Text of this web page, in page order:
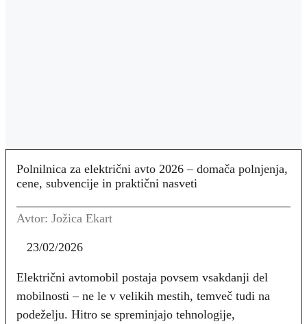
Polnilnica za električni avto 2026 – domača polnjenja,
cene, subvencije in praktični nasveti
Avtor: Jožica Ekart
23/02/2026
Električni avtomobil postaja povsem vsakdanji del
mobilnosti – ne le v velikih mestih, temveč tudi na
podeželju. Hitro se spreminjajo tehnologije,